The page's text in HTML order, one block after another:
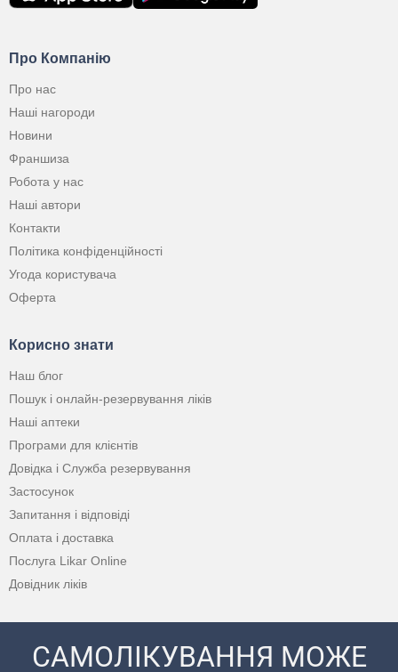
Про Компанію
Про нас
Наші нагороди
Новини
Франшиза
Робота у нас
Наші автори
Контакти
Політика конфіденційності
Угода користувача
Оферта
Корисно знати
Наш блог
Пошук і онлайн-резервування ліків
Наші аптеки
Програми для клієнтів
Довідка і Служба резервування
Застосунок
Запитання і відповіді
Оплата і доставка
Послуга Likar Online
Довідник ліків
САМОЛІКУВАННЯ МОЖЕ